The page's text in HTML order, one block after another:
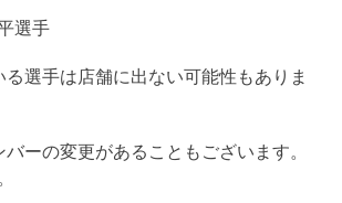
選手
選手は店舗に出ない可能性もありま
ーの変更があることもございます。